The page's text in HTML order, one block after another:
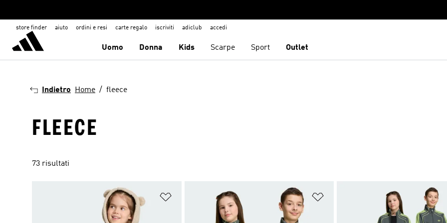
store finder aiuto ordini e resi carte regalo iscriviti adiclub accedi
Uomo Donna Kids Scarpe Sport Outlet
Indietro Home fleece
FLEECE
73 risultati
Aggiungi alla lista dei desideri Aggiungi alla lista dei desideri